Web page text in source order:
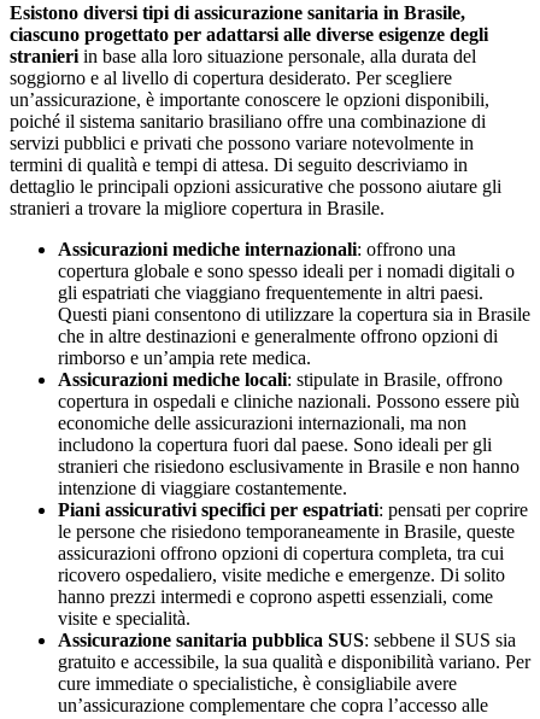
Esistono diversi tipi di assicurazione sanitaria in Brasile,
ciascuno progettato per adattarsi alle diverse esigenze degli
stranieri in base alla loro situazione personale, alla durata del
soggiorno e al livello di copertura desiderato. Per scegliere
un’assicurazione, è importante conoscere le opzioni disponibili,
poiché il sistema sanitario brasiliano offre una combinazione di
servizi pubblici e privati che possono variare notevolmente in
termini di qualità e tempi di attesa. Di seguito descriviamo in
dettaglio le principali opzioni assicurative che possono aiutare gli
stranieri a trovare la migliore copertura in Brasile.
Assicurazioni mediche internazionali: offrono una
copertura globale e sono spesso ideali per i nomadi digitali o
gli espatriati che viaggiano frequentemente in altri paesi.
Questi piani consentono di utilizzare la copertura sia in Brasile
che in altre destinazioni e generalmente offrono opzioni di
rimborso e un’ampia rete medica.
Assicurazioni mediche locali: stipulate in Brasile, offrono
copertura in ospedali e cliniche nazionali. Possono essere più
economiche delle assicurazioni internazionali, ma non
includono la copertura fuori dal paese. Sono ideali per gli
stranieri che risiedono esclusivamente in Brasile e non hanno
intenzione di viaggiare costantemente.
Piani assicurativi specifici per espatriati: pensati per coprire
le persone che risiedono temporaneamente in Brasile, queste
assicurazioni offrono opzioni di copertura completa, tra cui
ricovero ospedaliero, visite mediche e emergenze. Di solito
hanno prezzi intermedi e coprono aspetti essenziali, come
visite e specialità.
Assicurazione sanitaria pubblica SUS: sebbene il SUS sia
gratuito e accessibile, la sua qualità e disponibilità variano. Per
cure immediate o specialistiche, è consigliabile avere
un’assicurazione complementare che copra l’accesso alle